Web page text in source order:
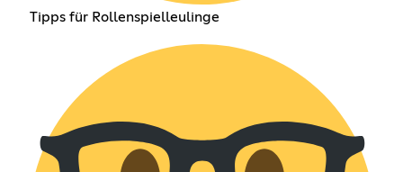
Tipps für Rollenspielleulinge